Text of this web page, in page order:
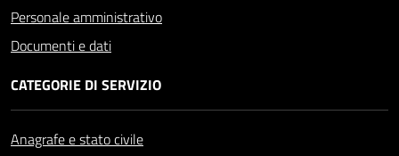
Personale amministrativo
Documenti e dati
CATEGORIE DI SERVIZIO
Anagrafe e stato civile